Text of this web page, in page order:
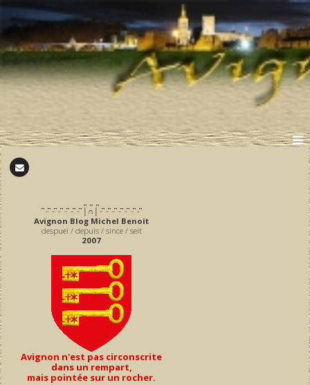
͆ ̵ ͆ ̵ ͆ ̵ ͆ ̵ ͆ ̵ ͆ ̵ ͆ │∩│ ̵ ͆ ̵ ͆ ̵ ͆ ̵ ͆ ̵ ͆ ̵ ͆ ̵ ͆
Avignon Blog Michel Benoit
despuei / depuis / since / seit
2007
Avignon n'est pas circonscrite
dans un rempart,
mais pointée sur un rocher.